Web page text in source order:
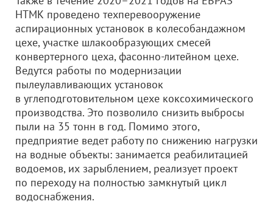
НТМК проведено техперевооружение
аспирационных установок в колесобандажном
цехе, участке шлакообразующих смесей
конвертерного цеха, фасонно-литейном цехе.
Ведутся работы по модернизации
пылеулавливающих установок
в углеподготовительном цехе коксохимического
производства. Это позволило снизить выбросы
пыли на 35 тонн в год. Помимо этого,
предприятие ведет работу по снижению нагрузки
на водные объекты: занимается реабилитацией
водоемов, их зарыблением, реализует проект
по переходу на полностью замкнутый цикл
водоснабжения.